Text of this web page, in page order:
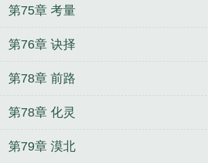
第75章 考量
第76章 诀择
第78章 前路
第78章 化灵
第79章 漠北